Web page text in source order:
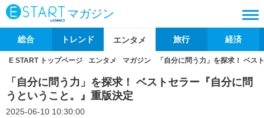
マガジン
総合 トレンド エンタメ 旅行 経済
E START トップページ エンタメ マガジン 「自分に問う力」を探求！ ベス
「自分に問う力」を探求！ ベストセラー『自分に問
うということ。』重版決定
2025-06-10 10:30:00